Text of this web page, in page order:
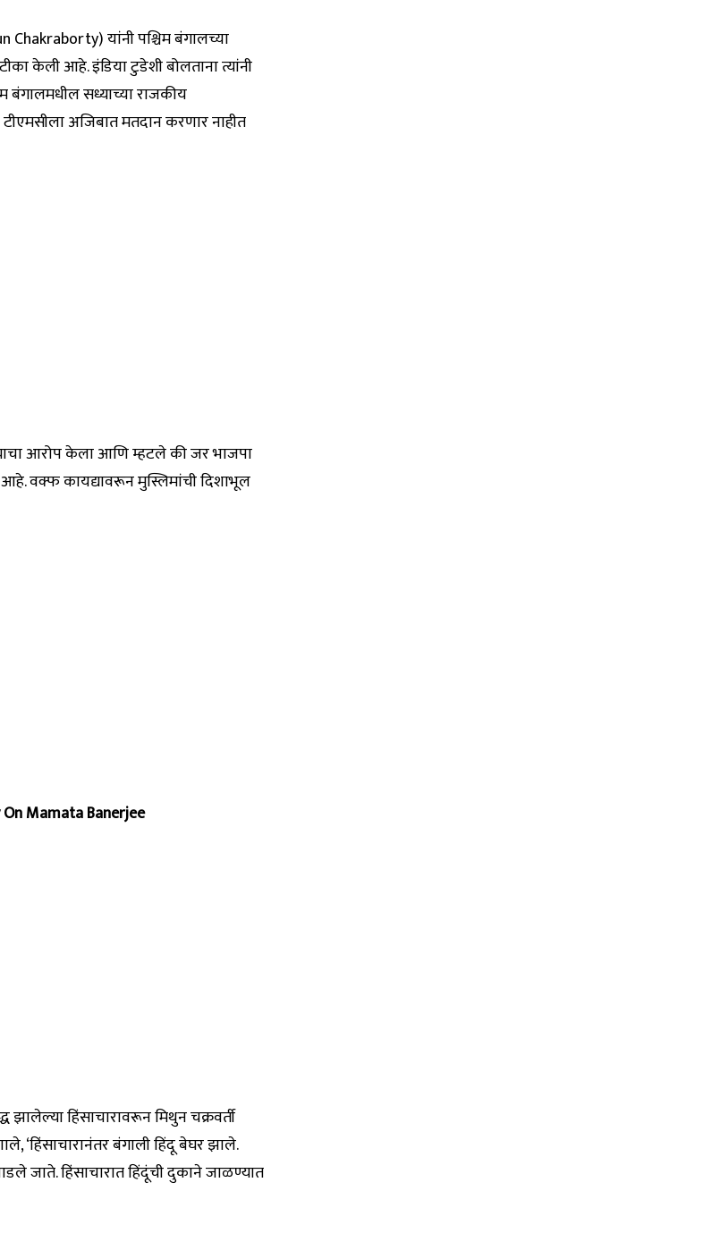
Chakraborty) यांनी पश्चिम बंगालच्या
केली आहे. इंडिया टुडेशी बोलताना त्यांनी
बंगालमधील सध्याच्या राजकीय
अजिबात मतदान करणार नाहीत
आरोप केला आणि म्हटले की जर भाजपा
आहे. वक्फ कायद्यावरून मुस्लिमांची दिशाभूल
Mamata Banerjee
हिंसाचारावरून मिथुन चक्रवर्ती
‘हिंसाचारानंतर बंगाली हिंदू बेघर झाले.
जाते. हिंसाचारात हिंदूंची दुकाने जाळण्यात